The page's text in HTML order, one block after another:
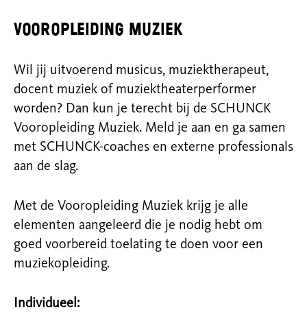
Vooropleiding muziek
Wil jij uitvoerend musicus, muziektherapeut,
docent muziek of muziektheaterperformer
worden? Dan kun je terecht bij de SCHUNCK
Vooropleiding Muziek. Meld je aan en ga samen
met SCHUNCK-coaches en externe professionals
aan de slag.
Met de Vooropleiding Muziek krijg je alle
elementen aangeleerd die je nodig hebt om
goed voorbereid toelating te doen voor een
muziekopleiding.
Individueel: